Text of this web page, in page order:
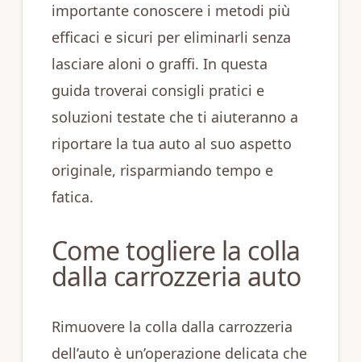
importante conoscere i metodi più
efficaci e sicuri per eliminarli senza
lasciare aloni o graffi. In questa
guida troverai consigli pratici e
soluzioni testate che ti aiuteranno a
riportare la tua auto al suo aspetto
originale, risparmiando tempo e
fatica.
Come togliere la colla
dalla carrozzeria auto
Rimuovere la colla dalla carrozzeria
dell’auto è un’operazione delicata che